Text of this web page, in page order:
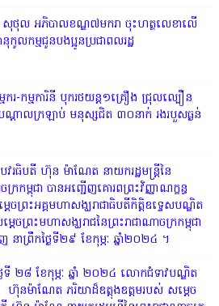
ថុល អភិបាលខណ្ឌ៧មករា ចុះហត្ថលេខាលើ
កូលកម្មជូនបងប្អូនប្រជាពលរដ្ឋ
មករ-កម្មការិនី បុករថយន្ត១គ្រឿង ជ្រុលល្បឿន
តាលក្រឡាប់ មនុស្សជិត ៣០នាក់ រងរបួសធ្ងន់
វរធិបតី ហ៊ុន ម៉ាណែត នាយករដ្ឋមន្ត្រីនៃ
ក្រកម្ពុជា បានអញ្ជើញគោរពព្រះវិញ្ញាណក្ខន្ធ
ចព្រះអគ្គមហាសង្ឃរាជាធិបតីកិត្តិឧទ្ទេសបណ្ឌិត
េចព្រះមហាសង្ឃរាជនៃព្រះរាជាណាចក្រកម្ពុជា
ាព្រឹកថ្ងៃទី២៩ ខែកុម្ភៈ ឆ្នាំ២០២៤ ។
ទី ២៨ ខែកុម្ភៈ ឆ្នាំ ២០២៤ លោកជំទាវបណ្ឌិត
ហ៊ុនម៉ាណែត ភរិយាដ៏ឧត្តុងឧត្តមរបស់ សម្តេច